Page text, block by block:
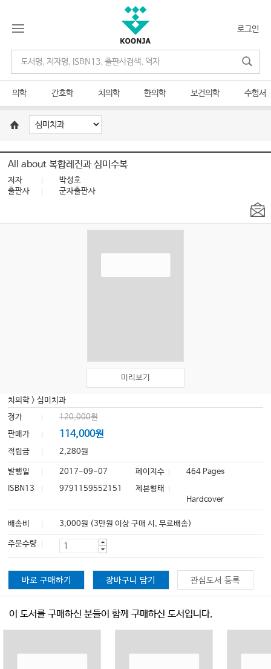
로그인
의학 간호학 치의학 한의학 보건의학 수험서
All about 복합레진과 심미수복
저자
박성호
출판사
군자출판사
미리보기
치의학 >심미치과
정가
120,000원
판매가
114,000원
적립금 2,280원
발행일 2017-09-07 페이지수
464 Pages
ISBN13
9791159552151
제본형태
Hardcover
배송비 3,000원 (3만원 이상 구매 시, 무료배송)
주문수량
바로 구매하기 장바구니 담기 관심도서 등록
이 도서를 구매하신 분들이 함께 구매하신 도서입니다.